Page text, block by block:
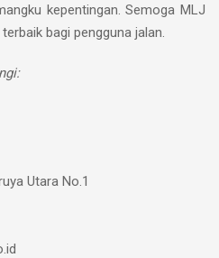
kepentingan. Semoga MLJ
bagi pengguna jalan.
Utara No.1